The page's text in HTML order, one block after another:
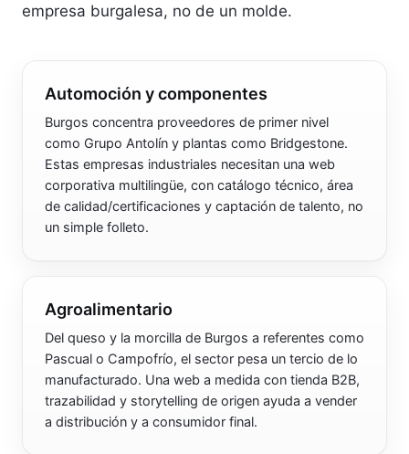
empresa burgalesa, no de un molde.
Automoción y componentes
Burgos concentra proveedores de primer nivel
como Grupo Antolín y plantas como Bridgestone.
Estas empresas industriales necesitan una web
corporativa multilingüe, con catálogo técnico, área
de calidad/certificaciones y captación de talento, no
un simple folleto.
Agroalimentario
Del queso y la morcilla de Burgos a referentes como
Pascual o Campofrío, el sector pesa un tercio de lo
manufacturado. Una web a medida con tienda B2B,
trazabilidad y storytelling de origen ayuda a vender
a distribución y a consumidor final.